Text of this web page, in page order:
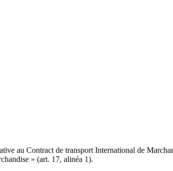
au Contract de transport International de
» (art. 17, alinéa 1).